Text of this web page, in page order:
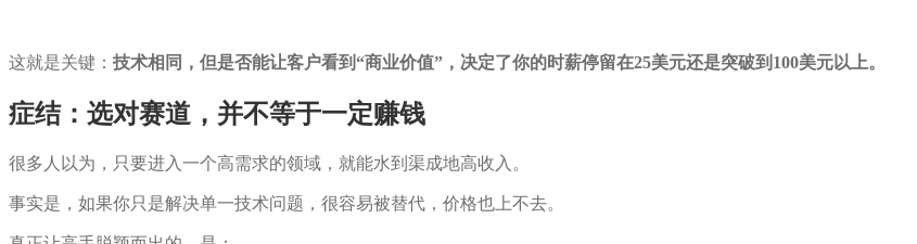
这就是关键： 技术相同，但是否能让客户看到“商业价值”，决定了你的时薪停留在25美元还是突破到100美元以上。
症结：选对赛道，并不等于一定赚钱
很多人以为，只要进入一个高需求的领域，就能水到渠成地高收入。
事实是，如果你只是解决单一技术问题，很容易被替代，价格也上不去。